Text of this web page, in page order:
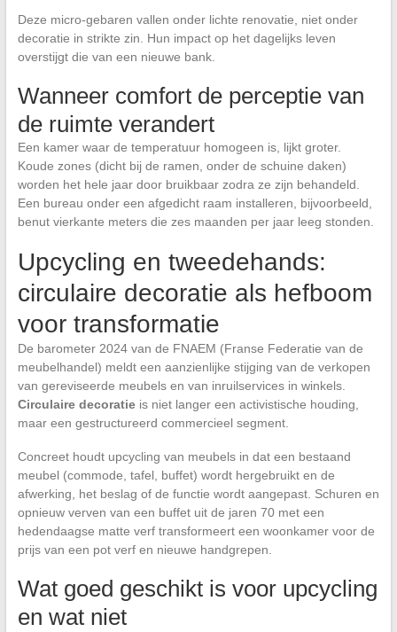
Deze micro-gebaren vallen onder lichte renovatie, niet onder
decoratie in strikte zin. Hun impact op het dagelijks leven
overstijgt die van een nieuwe bank.
Wanneer comfort de perceptie van
de ruimte verandert
Een kamer waar de temperatuur homogeen is, lijkt groter.
Koude zones (dicht bij de ramen, onder de schuine daken)
worden het hele jaar door bruikbaar zodra ze zijn behandeld.
Een bureau onder een afgedicht raam installeren, bijvoorbeeld,
benut vierkante meters die zes maanden per jaar leeg stonden.
Upcycling en tweedehands:
circulaire decoratie als hefboom
voor transformatie
De barometer 2024 van de FNAEM (Franse Federatie van de
meubelhandel) meldt een aanzienlijke stijging van de verkopen
van gereviseerde meubels en van inruilservices in winkels.
Circulaire decoratieis niet langer een activistische houding,
maar een gestructureerd commercieel segment.
Concreet houdt upcycling van meubels in dat een bestaand
meubel (commode, tafel, buffet) wordt hergebruikt en de
afwerking, het beslag of de functie wordt aangepast. Schuren en
opnieuw verven van een buffet uit de jaren 70 met een
hedendaagse matte verf transformeert een woonkamer voor de
prijs van een pot verf en nieuwe handgrepen.
Wat goed geschikt is voor upcycling
en wat niet